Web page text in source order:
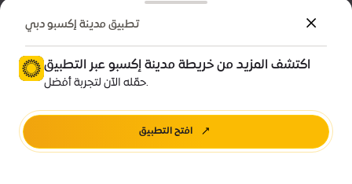
معلومات تهمك
تطبيق مدينة إكسبو دبي
اكتشف المزيد من خريطة مدينة إكسبو عبر التطبيق
حمّله الآن لتجربة أفضل.
افتح التطبيق